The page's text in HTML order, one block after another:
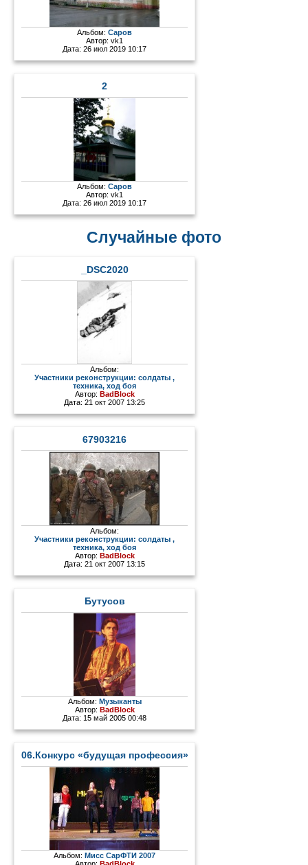
Альбом:Саров
Автор:vk1
Дата: 26 июл 2019 10:17
2
Альбом:Саров
Автор:vk1
Дата: 26 июл 2019 10:17
Случайные фото
_DSC2020
Альбом:
Участники реконструкции: солдаты ,
техника, ход боя
Автор: BadBlock
Дата: 21 окт 2007 13:25
67903216
Альбом:
Участники реконструкции: солдаты ,
техника, ход боя
Автор: BadBlock
Дата: 21 окт 2007 13:15
Бутусов
Альбом: Музыканты
Автор: BadBlock
Дата: 15 май 2005 00:48
06.Конкурс «будущая профессия»
Альбом:Мисс СарФТИ 2007